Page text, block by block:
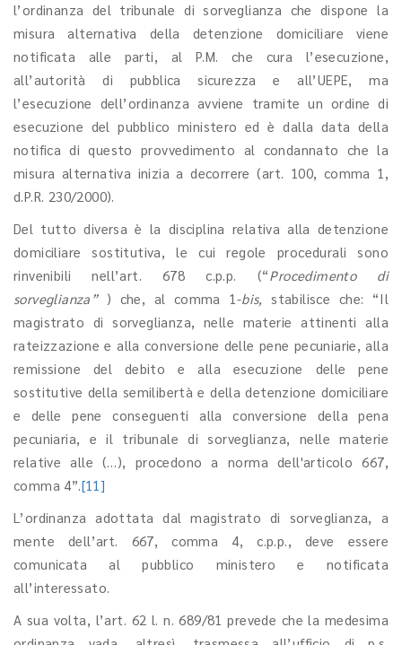
l’ordinanza del tribunale di sorveglianza che dispone la
misura alternativa della detenzione domiciliare viene
notificata alle parti, al P.M. che cura l’esecuzione,
all’autorità di pubblica sicurezza e all’UEPE, ma
l’esecuzione dell’ordinanza avviene tramite un ordine di
esecuzione del pubblico ministero ed è dalla data della
notifica di questo provvedimento al condannato che la
misura alternativa inizia a decorrere (art. 100, comma 1,
d.P.R. 230/2000).
Del tutto diversa è la disciplina relativa alla detenzione
domiciliare sostitutiva, le cui regole procedurali sono
rinvenibili nell’art. 678 c.p.p. (“Procedimento di
sorveglianza” ) che, al comma 1-bis, stabilisce che: “Il
magistrato di sorveglianza, nelle materie attinenti alla
rateizzazione e alla conversione delle pene pecuniarie, alla
remissione del debito e alla esecuzione delle pene
sostitutive della semilibertà e della detenzione domiciliare
e delle pene conseguenti alla conversione della pena
pecuniaria, e il tribunale di sorveglianza, nelle materie
relative alle (…), procedono a norma dell'articolo 667,
comma 4”.[11]
L’ordinanza adottata dal magistrato di sorveglianza, a
mente dell’art. 667, comma 4, c.p.p., deve essere
comunicata al pubblico ministero e notificata
all’interessato.
A sua volta, l’art. 62 l. n. 689/81 prevede che la medesima